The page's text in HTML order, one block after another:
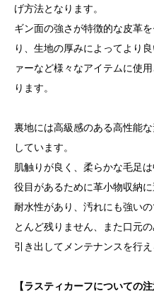
げ方法となります。
ギン面の強さが特徴的な皮革
り、生地の厚みによってより
ァーなど様々なアイテムに使
ります。
裏地には高級感のある高性能
しています。
肌触りが良く、柔らかな毛足
役目があるために革小物収納に
耐水性があり、汚れにも強い
とんど残りません、また口元
引き出してメンテナンスを行
【ラスティカーフについての注